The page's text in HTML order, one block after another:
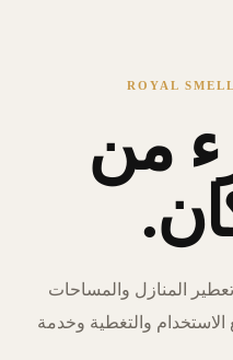
ROYAL
من
المنازل والمساحات
الاستخدام والتغطية وخدمة